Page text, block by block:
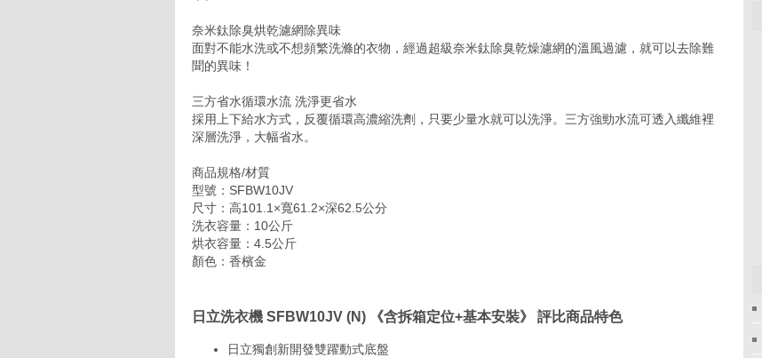
奈米鈦除臭烘乾濾網除異味
面對不能水洗或不想頻繁洗滌的衣物，經過超級奈米鈦除臭乾燥濾網的溫風過濾，就可以去除難
聞的異味！
三方省水循環水流 洗淨更省水
採用上下給水方式，反覆循環高濃縮洗劑，只要少量水就可以洗淨。三方強勁水流可透入纖維裡
深層洗淨，大幅省水。
商品規格/材質
型號：SFBW10JV
尺寸：高101.1×寬61.2×深62.5公分
洗衣容量：10公斤
烘衣容量：4.5公斤
顏色：香檳金
日立洗衣機 SFBW10JV (N) 《含拆箱定位+基本安裝》 評比商品特色
日立獨創新開發雙躍動式底盤